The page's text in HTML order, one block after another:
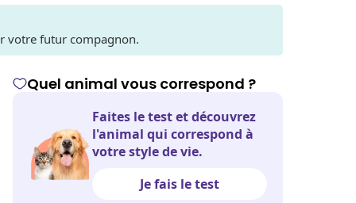
votre futur compagnon.
Quel animal vous correspond ?
Faites le test et découvrez
l'animal qui correspond à
votre style de vie.
Je fais le test